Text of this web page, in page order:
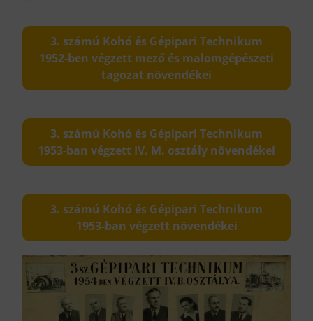
3. számú Kohó és Gépipari Technikum
1952-ben végzett mező és malomgépészeti
tagozat növendékei
3. számú Kohó és Gépipari Technikum
1953-ban végzett IV. M. osztály növendékei
3. számú Kohó és Gépipari Technikum
1953-ban végzett növendékei